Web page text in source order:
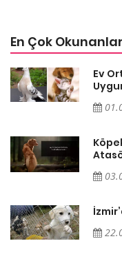
En Çok Okunanlar
Ev